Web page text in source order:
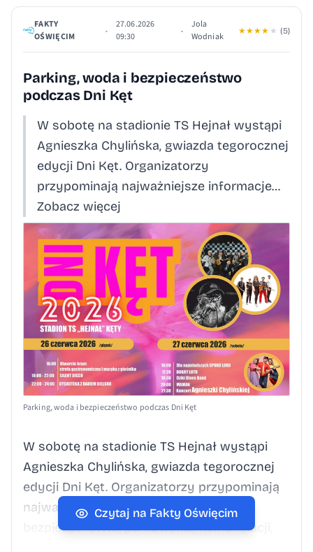
FAKTY
OŚWIĘCIM
•
27.06.2026
09:30
•
Jola
Wodniak
★★★★ ★ (5)
Parking, woda i bezpieczeństwo
podczas Dni Kęt
W sobotę na stadionie TS Hejnał wystąpi
Agnieszka Chylińska, gwiazda tegorocznej
edycji Dni Kęt. Organizatorzy
przypominają najważniejsze informacje…
Zobacz więcej
Parking, woda i bezpieczeństwo podczas Dni Kęt
W sobotę na stadionie TS Hejnał wystąpi
Agnieszka Chylińska, gwiazda tegorocznej
edycji Dni Kęt. Organizatorzy przypominają
najważniejsze informacje dotyczące
bezpieczeństwa, parkowania, komunikacji,
Czytaj na Fakty Oświęcim